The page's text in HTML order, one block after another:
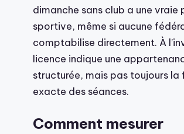
dimanche sans club a une vraie
sportive, même si aucune
comptabilise directement. À
licence indique une
structurée, mais pas toujours la
exacte des séances.
Comment mesurer